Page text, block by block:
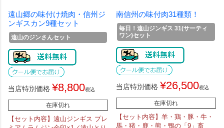
遠山郷の味付け焼肉・信州ジ
ンギスカン9種セット
遠山のジンさんセット
当店特別価格 ¥8,800税込
在庫切れ
【セット内容】遠山ジンギス プレ
南信州の味付肉31種類！
毎日！遠山ジンギス 31(サーティ
ワン)セット
当店特別価格 ¥26,500税込
在庫切れ
【セット内容】羊・鶏・豚・牛・
馬・猪・鹿・熊・鴨の「9」畜